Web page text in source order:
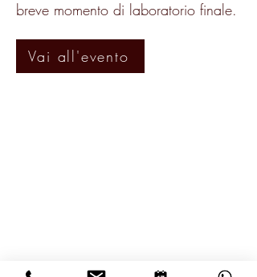
breve momento di laboratorio finale.
Vai all'evento